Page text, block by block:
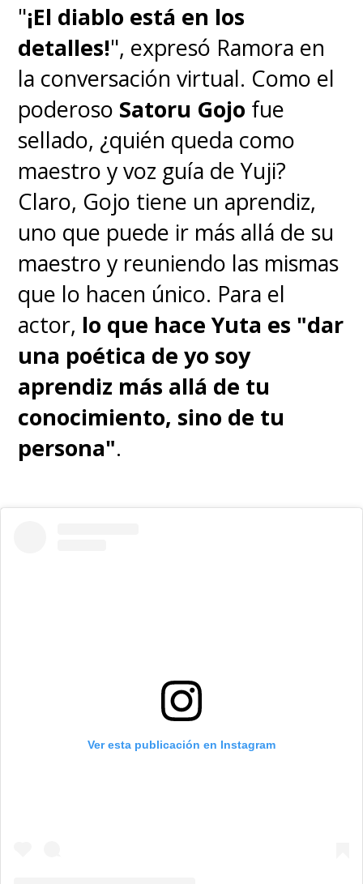
"¡El diablo está en los
detalles!", expresó Ramora en
la conversación virtual. Como el
poderoso Satoru Gojo fue
sellado, ¿quién queda como
maestro y voz guía de Yuji?
Claro, Gojo tiene un aprendiz,
uno que puede ir más allá de su
maestro y reuniendo las mismas
que lo hacen único. Para el
actor, lo que hace Yuta es "dar
una poética de yo soy
aprendiz más allá de tu
conocimiento, sino de tu
persona".
Ver esta publicación en Instagram